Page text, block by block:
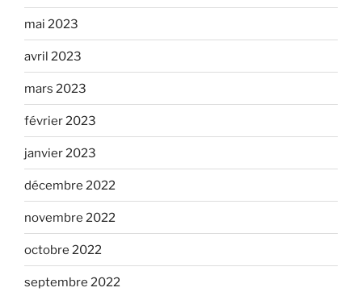
mai 2023
avril 2023
mars 2023
février 2023
janvier 2023
décembre 2022
novembre 2022
octobre 2022
septembre 2022